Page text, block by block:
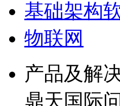
基础架构
物联网
产品及解
鼎天国际